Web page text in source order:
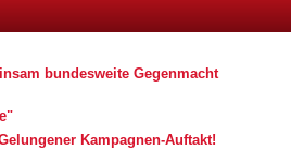
bundesweite Gegenmacht
Kampagnen-Auftakt!